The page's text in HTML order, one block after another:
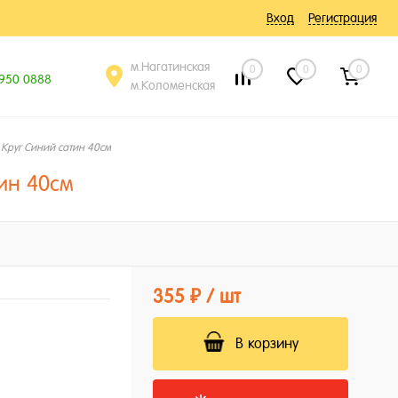
Вход Регистрация
0888
м.Нагатинская
м.Коломенская
0 0 0
Синий сатин 40см
40см
355 ₽ / шт
В корзину